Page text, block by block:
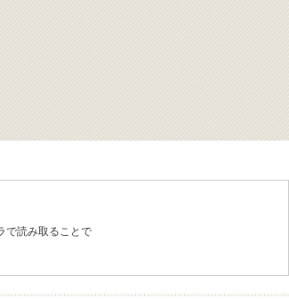
で読み取ることで